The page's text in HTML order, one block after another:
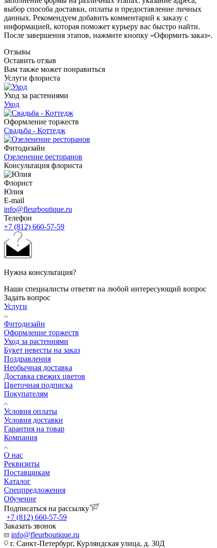
выбор способа доставки, оплаты и предоставление личных
данных. Рекомендуем добавить комментарий к заказу с
информацией, которая поможет курьеру вас быстро найти.
После завершения этапов, нажмите кнопку «Оформить заказ».
Отзывы
Оставить отзыв
Вам также может понравиться
Услуги флориста
Уход за растениями
Уход
Оформление торжеств
Свадьба - Коттедж
Фитодизайн
Озеленение ресторанов
Консультация флориста
Флорист
Юлия
E-mail
info@fleurboutique.ru
Телефон
+7 (812) 660-57-59
Нужна консультация?
Наши специалисты ответят на любой интересующий вопрос
Задать вопрос
Услуги
Фитодизайн
Оформление торжеств
Уход за растениями
Букет невесты на заказ
Поздравления
Необычная доставка
Доставка свежих цветов
Цветочная подписка
Покупателям
Условия оплаты
Условия доставки
Гарантия на товар
Компания
О нас
Реквизиты
Поставщикам
Каталог
Спецпредложения
Обучение
Подписаться на рассылку
+7 (812) 660-57-59
Заказать звонок
info@fleurboutique.ru
г. Санкт-Петербург, Курляндская улица, д. 30Д